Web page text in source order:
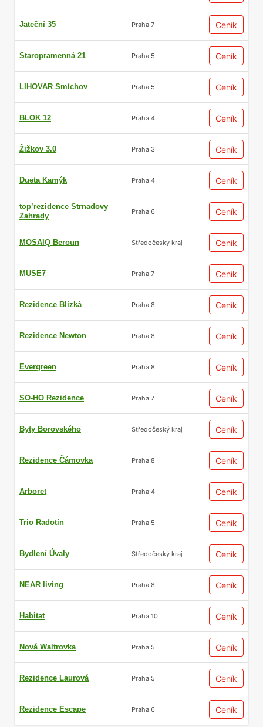
Jateční 35 Praha 7 Ceník
Staropramenná 21 Praha 5 Ceník
LIHOVAR Smíchov Praha 5 Ceník
BLOK 12 Praha 4 Ceník
Žižkov 3.0 Praha 3 Ceník
Dueta Kamýk Praha 4 Ceník
top’rezidence Strnadovy
Zahrady
Praha 6 Ceník
MOSAIQ Beroun Středočeský kraj Ceník
MUSE7 Praha 7 Ceník
Rezidence Blízká Praha 8 Ceník
Rezidence Newton Praha 8 Ceník
Evergreen Praha 8 Ceník
SO-HO Rezidence Praha 7 Ceník
Byty Borovského Středočeský kraj Ceník
Rezidence Čámovka Praha 8 Ceník
Arboret Praha 4 Ceník
Trio Radotín Praha 5 Ceník
Bydlení Úvaly Středočeský kraj Ceník
NEAR living Praha 8 Ceník
Habitat Praha 10 Ceník
Nová Waltrovka Praha 5 Ceník
Rezidence Laurová Praha 5 Ceník
Rezidence Escape Praha 6 Ceník